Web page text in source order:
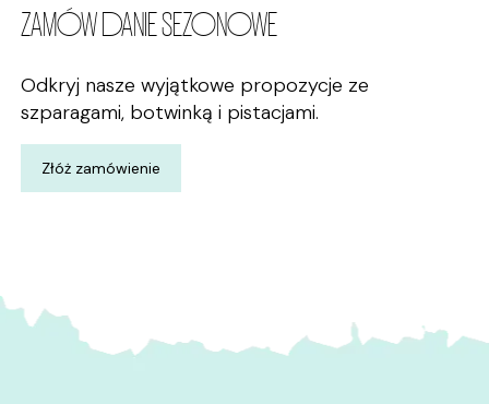
ZAMÓW DANIE SEZONOWE
Odkryj nasze wyjątkowe propozycje ze
szparagami, botwinką i pistacjami.
Złóż zamówienie